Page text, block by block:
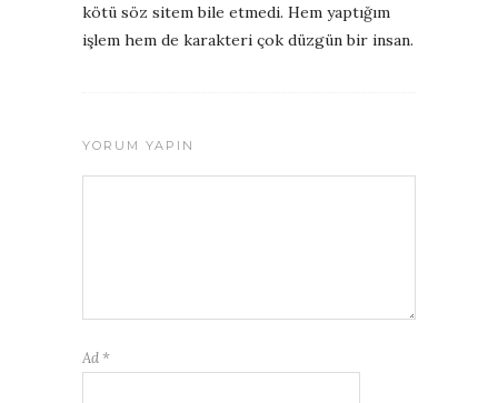
kötü söz sitem bile etmedi. Hem yaptığım
işlem hem de karakteri çok düzgün bir insan.
YORUM YAPIN
Ad *